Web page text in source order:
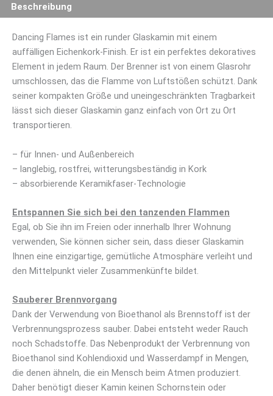
Beschreibung
Dancing Flames ist ein runder Glaskamin mit einem
auffälligen Eichenkork-Finish. Er ist ein perfektes dekoratives
Element in jedem Raum. Der Brenner ist von einem Glasrohr
umschlossen, das die Flamme von Luftstößen schützt. Dank
seiner kompakten Größe und uneingeschränkten Tragbarkeit
lässt sich dieser Glaskamin ganz einfach von Ort zu Ort
transportieren.
– für Innen- und Außenbereich
– langlebig, rostfrei, witterungsbeständig in Kork
– absorbierende Keramikfaser-Technologie
Entspannen Sie sich bei den tanzenden Flammen
Egal, ob Sie ihn im Freien oder innerhalb Ihrer Wohnung
verwenden, Sie können sicher sein, dass dieser Glaskamin
Ihnen eine einzigartige, gemütliche Atmosphäre verleiht und
den Mittelpunkt vieler Zusammenkünfte bildet.
Sauberer Brennvorgang
Dank der Verwendung von Bioethanol als Brennstoff ist der
Verbrennungsprozess sauber. Dabei entsteht weder Rauch
noch Schadstoffe. Das Nebenprodukt der Verbrennung von
Bioethanol sind Kohlendioxid und Wasserdampf in Mengen,
die denen ähneln, die ein Mensch beim Atmen produziert.
Daher benötigt dieser Kamin keinen Schornstein oder